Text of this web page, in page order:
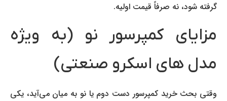
گرفته شود، نه صرفاً قیمت اولیه.
مزایای کمپرسور نو (به ویژه
مدل های اسکرو صنعتی)
وقتی بحث خرید کمپرسور دست دوم یا نو به میان می‌آید، یکی